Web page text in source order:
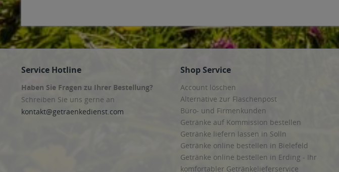
Service Hotline
Haben Sie Fragen zu Ihrer Bestellung?
Schreiben Sie uns gerne an
kontakt@getraenkedienst.com
Shop Service
Account löschen
Alternative zur Flaschenpost
Büro- und Firmenkunden
Getränke auf Kommission bestellen
Getränke liefern lassen in Solln
Getränke online bestellen in Bielefeld
Getränke online bestellen in Erding - Ihr
komfortabler Getränkelieferservice